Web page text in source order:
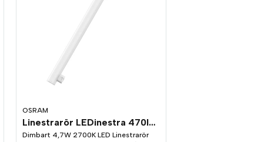
OSRAM
Linestrarör LEDinestra 470lm 2-sockel (S14s) 2700K Dim
Dimbart 4,7W 2700K LED Linestrarör